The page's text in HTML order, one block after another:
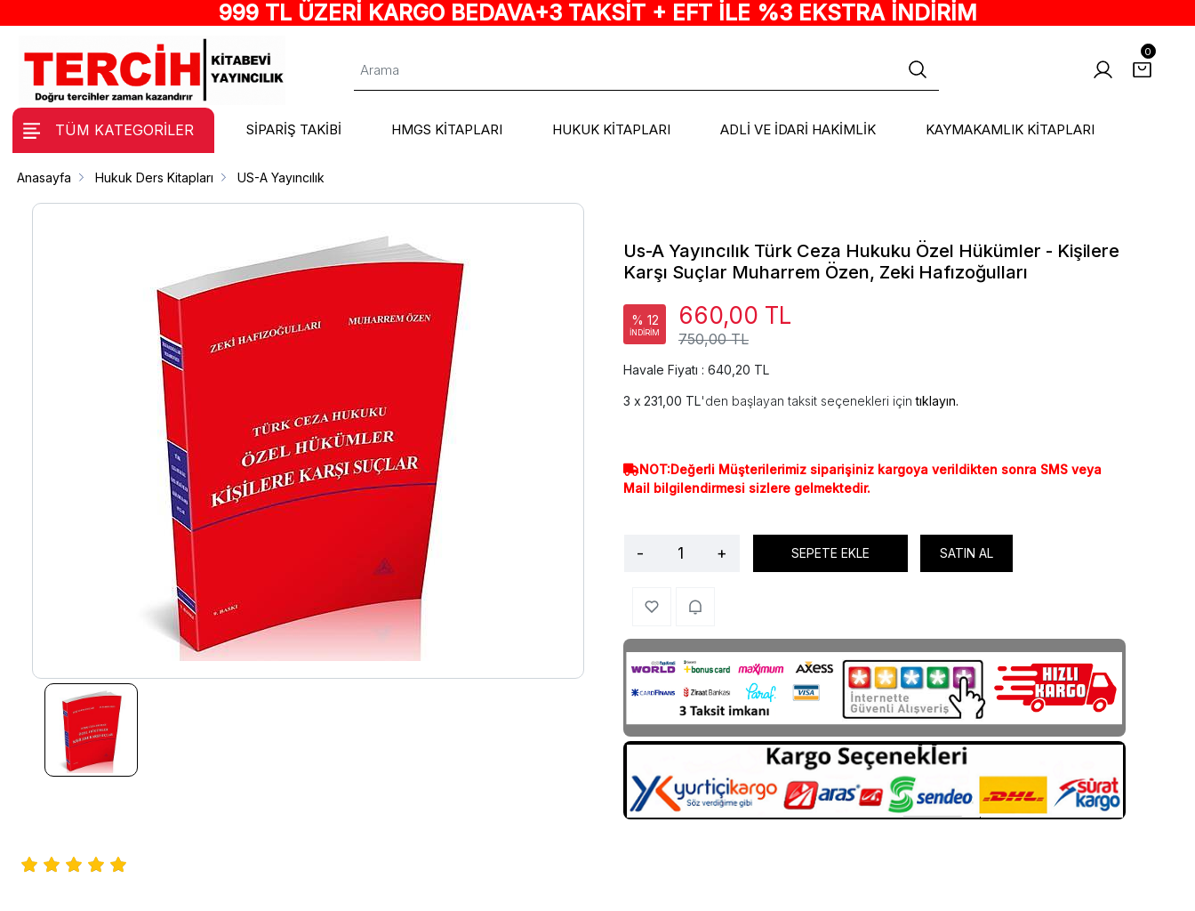
999 TL ÜZERİ KARGO BEDAVA+3 TAKSİT + EFT İLE %3 EKSTRA İNDİRİM
0
TÜM KATEGORİLER SİPARİŞ TAKİBİ HMGS KİTAPLARI HUKUK KİTAPLARI ADLİ VE İDARİ HAKİMLİK KAYMAKAMLIK KİTAPLARI
Anasayfa Hukuk Ders Kitapları US-A Yayıncılık
Us-A Yayıncılık Türk Ceza Hukuku Özel Hükümler - Kişilere
Karşı Suçlar Muharrem Özen, Zeki Hafızoğulları
% 12
İNDİRİM 750,00 TL
660,00 TL
Havale Fiyatı : 640,20 TL
231,00 TL'den başlayan taksit seçenekleri içintıklayın.
NOT:Değerli Müşterilerimiz siparişiniz kargoya verildikten sonra SMS veya
Mail bilgilendirmesi sizlere gelmektedir.
- + SEPETE EKLE SATIN AL